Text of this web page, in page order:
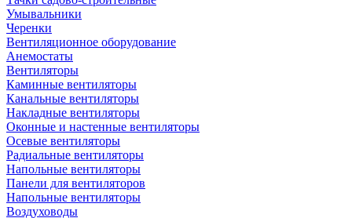
Умывальники
Черенки
Вентиляционное оборудование
Анемостаты
Вентиляторы
Каминные вентиляторы
Канальные вентиляторы
Накладные вентиляторы
Оконные и настенные вентиляторы
Осевые вентиляторы
Радиальные вентиляторы
Напольные вентиляторы
Панели для вентиляторов
Напольные вентиляторы
Воздуховоды